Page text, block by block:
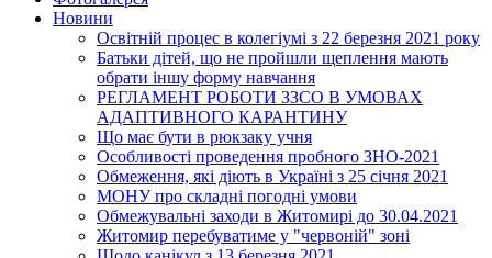
Новини
Освітній процес в колегіумі з 22 березня 2021 року
Батьки дітей, що не пройшли щеплення мають
обрати іншу форму навчання
РЕГЛАМЕНТ РОБОТИ ЗЗСО В УМОВАХ
АДАПТИВНОГО КАРАНТИНУ
Що має бути в рюкзаку учня
Особливості проведення пробного ЗНО-2021
Обмеження, які діють в Україні з 25 січня 2021
МОНУ про складні погодні умови
Обмежувальні заходи в Житомирі до 30.04.2021
Житомир перебуватиме у "червоній" зоні